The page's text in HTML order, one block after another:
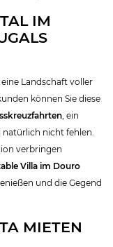
IM
Landschaft voller
können Sie diese
, ein
natürlich nicht fehlen.
verbringen
Villa im Douro
und die Gegend
MIETEN